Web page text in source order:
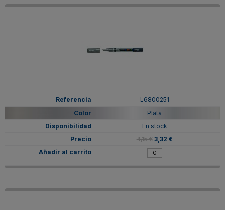
L6800251
Plata
En stock
4,15 € 3,32 €